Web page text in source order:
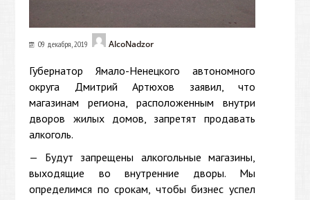
09 декабря, 2019 AlcoNadzor
Губернатор Ямало-Ненецкого автономного
округа Дмитрий Артюхов заявил, что
магазинам региона, расположенным внутри
дворов жилых домов, запретят продавать
алкоголь.
— Будут запрещены алкогольные магазины,
выходящие во внутренние дворы. Мы
определимся по срокам, чтобы бизнес успел